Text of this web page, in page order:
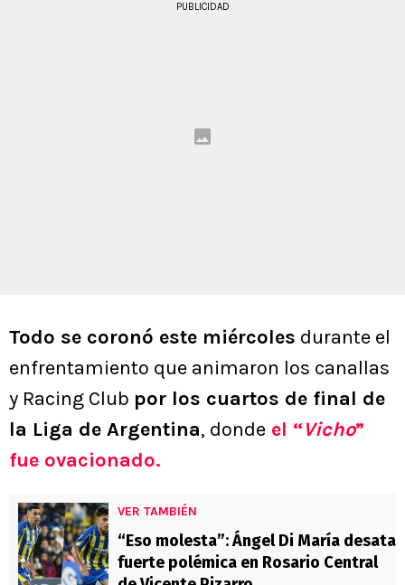
PUBLICIDAD
Todo se coronó este miércoles durante el
enfrentamiento que animaron los canallas
y Racing Club por los cuartos de final de
la Liga de Argentina, donde el “Vicho”
fue ovacionado.
VER TAMBIÉN
“Eso molesta”: Ángel Di María desata
fuerte polémica en Rosario Central